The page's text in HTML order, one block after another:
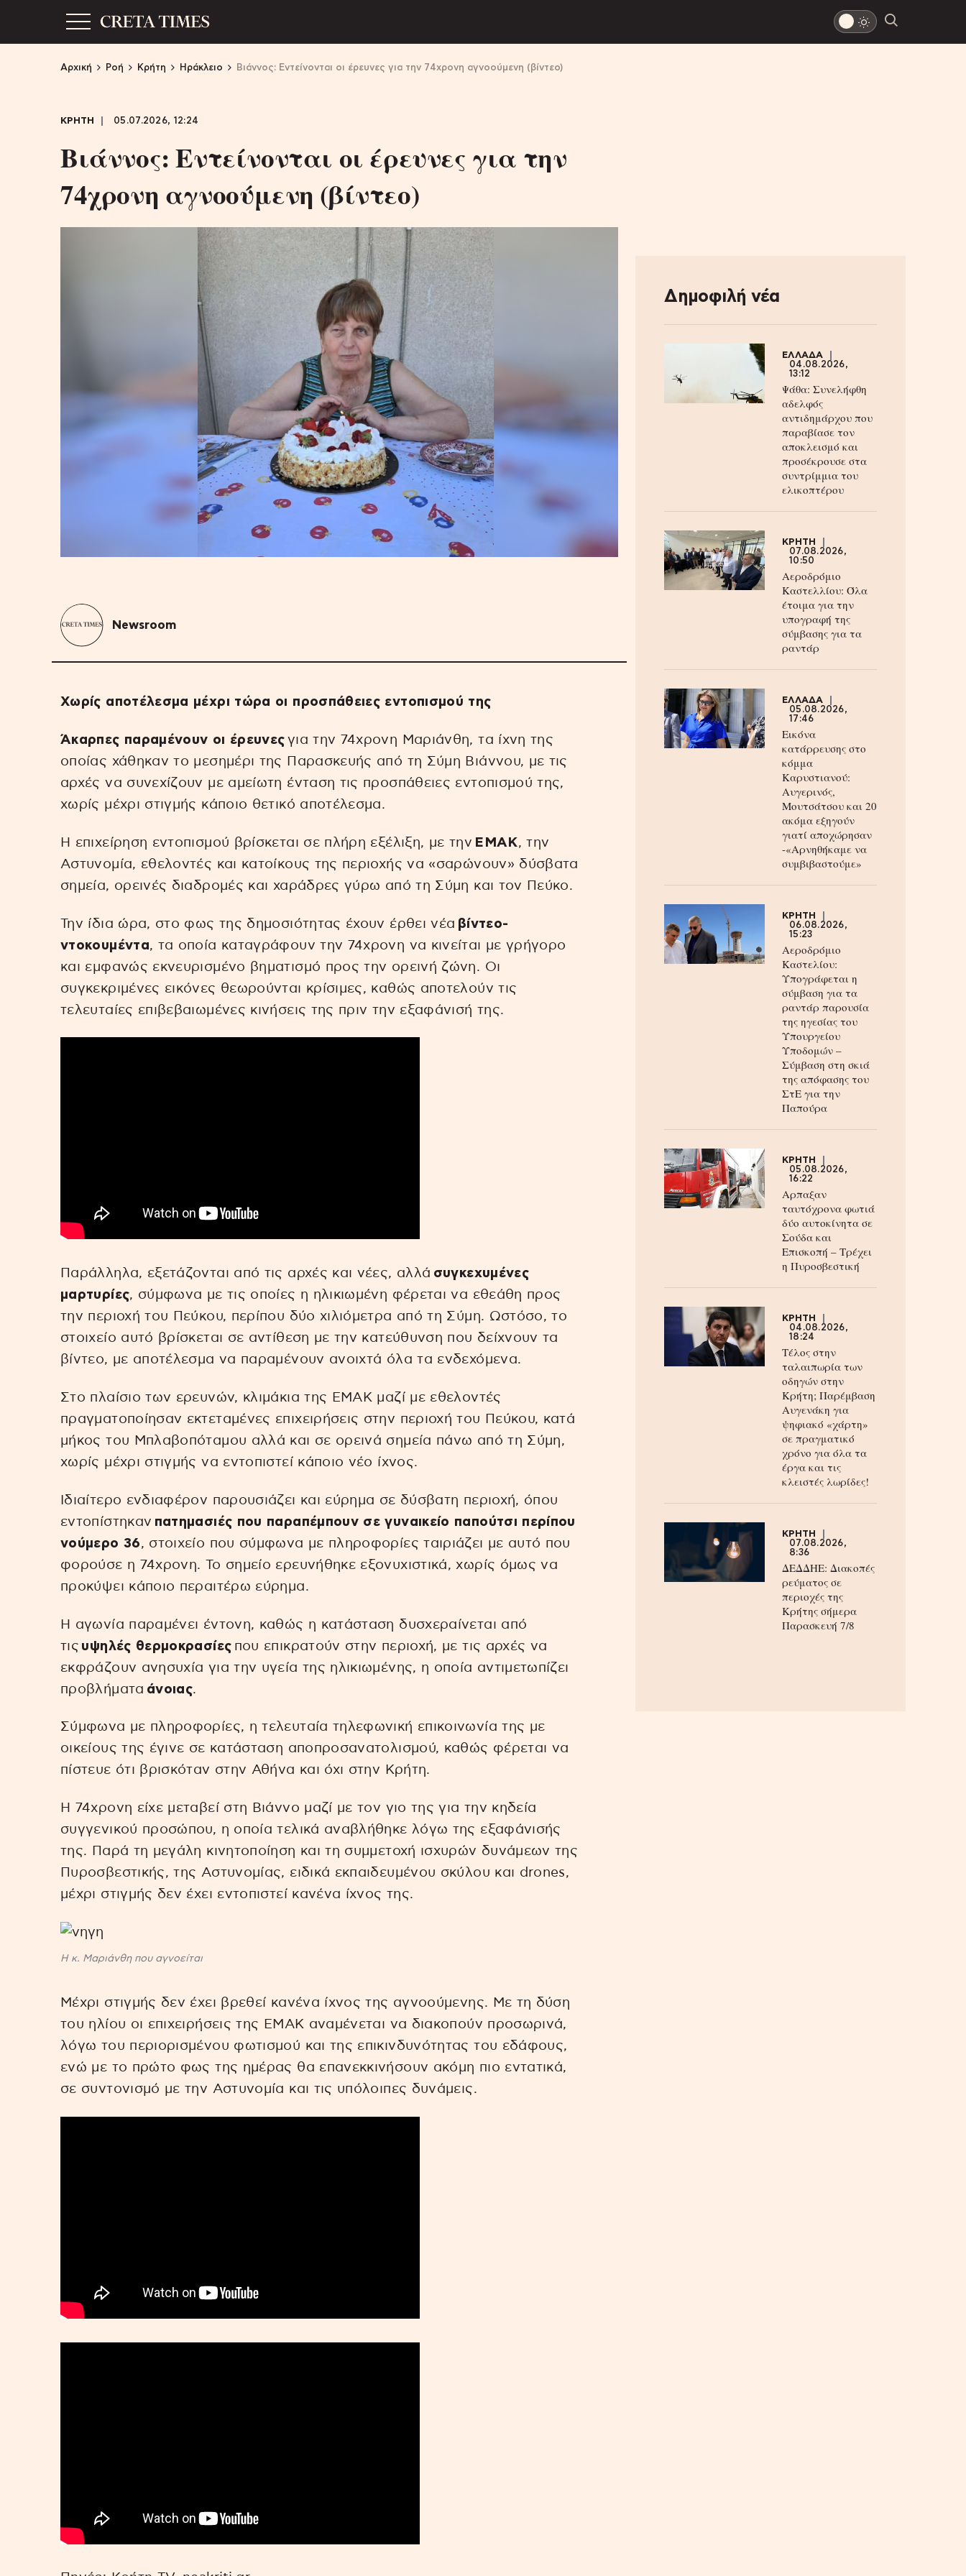
Αρχική Ροή Κρήτη Ηράκλειο Βιάννος: Εντείνονται οι έρευνες για την 74χρονη αγνοούμενη (βίντεο)
ΚΡΗΤΗ 05.07.2026, 12:24
Βιάννος: Εντείνονται οι έρευνες για την
74χρονη αγνοούμενη (βίντεο)
Newsroom
Χωρίς αποτέλεσμα μέχρι τώρα οι προσπάθειες εντοπισμού της
Άκαρπες παραμένουν οι έρευνες για την 74χρονη Μαριάνθη, τα ίχνη της
οποίας χάθηκαν το μεσημέρι της Παρασκευής από τη Σύμη Βιάννου, με τις
αρχές να συνεχίζουν με αμείωτη ένταση τις προσπάθειες εντοπισμού της,
χωρίς μέχρι στιγμής κάποιο θετικό αποτέλεσμα.
Η επιχείρηση εντοπισμού βρίσκεται σε πλήρη εξέλιξη, με την ΕΜΑΚ, την
Αστυνομία, εθελοντές και κατοίκους της περιοχής να «σαρώνουν» δύσβατα
σημεία, ορεινές διαδρομές και χαράδρες γύρω από τη Σύμη και τον Πεύκο.
Την ίδια ώρα, στο φως της δημοσιότητας έχουν έρθει νέα βίντεο-
ντοκουμέντα, τα οποία καταγράφουν την 74χρονη να κινείται με γρήγορο
και εμφανώς εκνευρισμένο βηματισμό προς την ορεινή ζώνη. Οι
συγκεκριμένες εικόνες θεωρούνται κρίσιμες, καθώς αποτελούν τις
τελευταίες επιβεβαιωμένες κινήσεις της πριν την εξαφάνισή της.
Παράλληλα, εξετάζονται από τις αρχές και νέες, αλλά συγκεχυμένες
μαρτυρίες, σύμφωνα με τις οποίες η ηλικιωμένη φέρεται να εθεάθη προς
την περιοχή του Πεύκου, περίπου δύο χιλιόμετρα από τη Σύμη. Ωστόσο, το
στοιχείο αυτό βρίσκεται σε αντίθεση με την κατεύθυνση που δείχνουν τα
βίντεο, με αποτέλεσμα να παραμένουν ανοιχτά όλα τα ενδεχόμενα.
Στο πλαίσιο των ερευνών, κλιμάκια της ΕΜΑΚ μαζί με εθελοντές
πραγματοποίησαν εκτεταμένες επιχειρήσεις στην περιοχή του Πεύκου, κατά
μήκος του Μπλαβοπόταμου αλλά και σε ορεινά σημεία πάνω από τη Σύμη,
χωρίς μέχρι στιγμής να εντοπιστεί κάποιο νέο ίχνος.
Ιδιαίτερο ενδιαφέρον παρουσιάζει και εύρημα σε δύσβατη περιοχή, όπου
εντοπίστηκαν πατημασιές που παραπέμπουν σε γυναικείο παπούτσι περίπου
νούμερο 36, στοιχείο που σύμφωνα με πληροφορίες ταιριάζει με αυτό που
φορούσε η 74χρονη. Το σημείο ερευνήθηκε εξονυχιστικά, χωρίς όμως να
προκύψει κάποιο περαιτέρω εύρημα.
Η αγωνία παραμένει έντονη, καθώς η κατάσταση δυσχεραίνεται από
τις υψηλές θερμοκρασίες που επικρατούν στην περιοχή, με τις αρχές να
εκφράζουν ανησυχία για την υγεία της ηλικιωμένης, η οποία αντιμετωπίζει
προβλήματα άνοιας.
Σύμφωνα με πληροφορίες, η τελευταία τηλεφωνική επικοινωνία της με
οικείους της έγινε σε κατάσταση αποπροσανατολισμού, καθώς φέρεται να
πίστευε ότι βρισκόταν στην Αθήνα και όχι στην Κρήτη.
Η 74χρονη είχε μεταβεί στη Βιάννο μαζί με τον γιο της για την κηδεία
συγγενικού προσώπου, η οποία τελικά αναβλήθηκε λόγω της εξαφάνισής
της. Παρά τη μεγάλη κινητοποίηση και τη συμμετοχή ισχυρών δυνάμεων της
Πυροσβεστικής, της Αστυνομίας, ειδικά εκπαιδευμένου σκύλου και drones,
μέχρι στιγμής δεν έχει εντοπιστεί κανένα ίχνος της.
Η κ. Μαριάνθη που αγνοείται
Μέχρι στιγμής δεν έχει βρεθεί κανένα ίχνος της αγνοούμενης. Με τη δύση
του ηλίου οι επιχειρήσεις της ΕΜΑΚ αναμένεται να διακοπούν προσωρινά,
λόγω του περιορισμένου φωτισμού και της επικινδυνότητας του εδάφους,
ενώ με το πρώτο φως της ημέρας θα επανεκκινήσουν ακόμη πιο εντατικά,
σε συντονισμό με την Αστυνομία και τις υπόλοιπες δυνάμεις.
Δημοφιλή νέα
ΕΛΛΑΔΑ
04.08.2026,
13:12
Ψάθα: Συνελήφθη
αδελφός
αντιδημάρχου που
παραβίασε τον
αποκλεισμό και
προσέκρουσε στα
συντρίμμια του
ελικοπτέρου
ΚΡΗΤΗ
07.08.2026,
10:50
Αεροδρόμιο
Καστελλίου: Όλα
έτοιμα για την
υπογραφή της
σύμβασης για τα
ραντάρ
ΕΛΛΑΔΑ
05.08.2026,
17:46
Εικόνα
κατάρρευσης στο
κόμμα
Καρυστιανού:
Αυγερινός,
Μουτσάτσου και 20
ακόμα εξηγούν
γιατί αποχώρησαν
-«Αρνηθήκαμε να
συμβιβαστούμε»
ΚΡΗΤΗ
06.08.2026,
15:23
Αεροδρόμιο
Καστελίου:
Υπογράφεται η
σύμβαση για τα
ραντάρ παρουσία
της ηγεσίας του
Υπουργείου
Υποδομών –
Σύμβαση στη σκιά
της απόφασης του
ΣτΕ για την
Παπούρα
ΚΡΗΤΗ
05.08.2026,
16:22
Αρπαξαν
ταυτόχρονα φωτιά
δύο αυτοκίνητα σε
Σούδα και
Επισκοπή – Τρέχει
η Πυροσβεστική
ΚΡΗΤΗ
04.08.2026,
18:24
Τέλος στην
ταλαιπωρία των
οδηγών στην
Κρήτη; Παρέμβαση
Αυγενάκη για
ψηφιακό «χάρτη»
σε πραγματικό
χρόνο για όλα τα
έργα και τις
κλειστές λωρίδες!
ΚΡΗΤΗ
07.08.2026,
8:36
ΔΕΔΔΗΕ: Διακοπές
ρεύματος σε
περιοχές της
Κρήτης σήμερα
Παρασκευή 7/8